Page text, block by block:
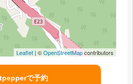
Leaflet | ©OpenStreetMapcontributors
で予約